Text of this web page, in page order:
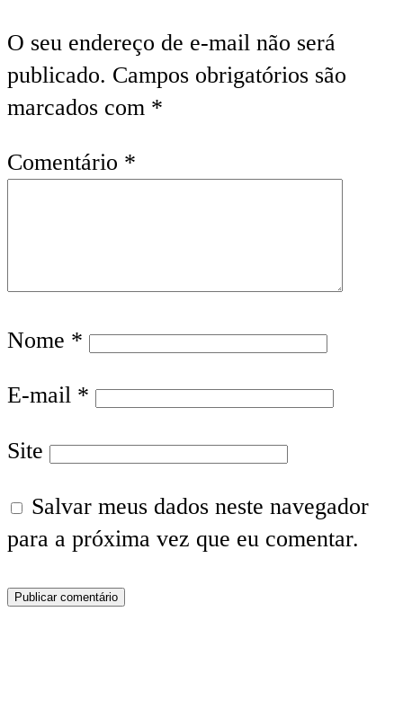
O seu endereço de e-mail não será
publicado. Campos obrigatórios são
marcados com *
Comentário *
Nome *
E-mail *
Site
Salvar meus dados neste navegador
para a próxima vez que eu comentar.